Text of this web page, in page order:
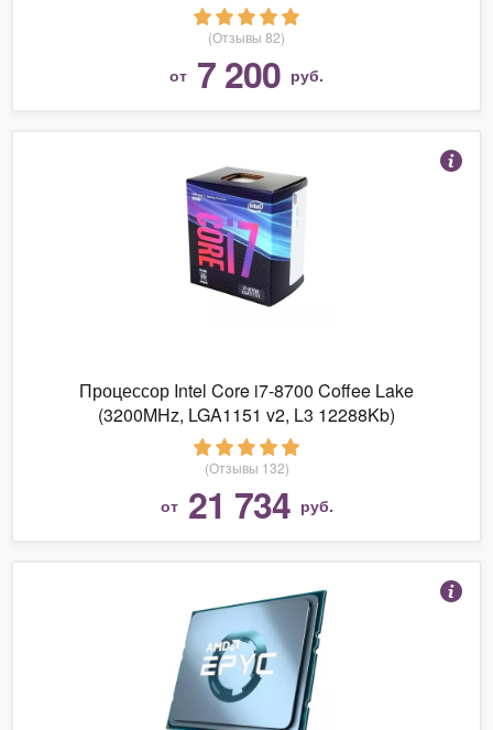
(Отзывы 82)
от 7 200 руб.
Процессор Intel Core i7-8700 Coffee Lake
(3200MHz, LGA1151 v2, L3 12288Kb)
(Отзывы 132)
от 21 734 руб.